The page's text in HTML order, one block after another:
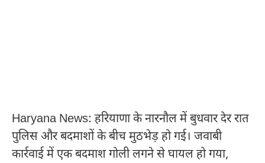
Haryana News: हरियाणा के नारनौल में बुधवार देर रात
पुलिस और बदमाशों के बीच मुठभेड़ हो गई। जवाबी
कार्रवाई में एक बदमाश गोली लगने से घायल हो गया,